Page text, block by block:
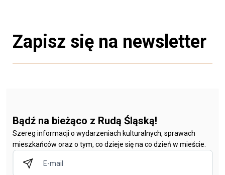
Zapisz się na newsletter
Bądź na bieżąco z Rudą Śląską!
Szereg informacji o wydarzeniach kulturalnych, sprawach
mieszkańców oraz o tym, co dzieje się na co dzień w mieście.